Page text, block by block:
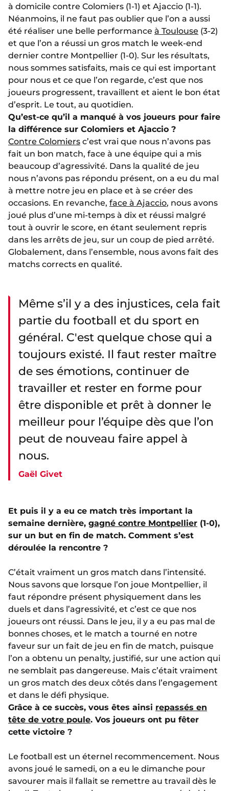
à domicile contre Colomiers (1-1) et Ajaccio (1-1).
Néanmoins, il ne faut pas oublier que l’on a aussi
été réaliser une belle performance à Toulouse (3-2)
et que l’on a réussi un gros match le week-end
dernier contre Montpellier (1-0). Sur les résultats,
nous sommes satisfaits, mais ce qui est important
pour nous et ce que l’on regarde, c’est que nos
joueurs progressent, travaillent et aient le bon état
d’esprit. Le tout, au quotidien.
Qu’est-ce qu’il a manqué à vos joueurs pour faire
la différence sur Colomiers et Ajaccio ?
Contre Colomiers c’est vrai que nous n’avons pas
fait un bon match, face à une équipe qui a mis
beaucoup d’agressivité. Dans la qualité de jeu
nous n’avons pas répondu présent, on a eu du mal
à mettre notre jeu en place et à se créer des
occasions. En revanche, face à Ajaccio, nous avons
joué plus d’une mi-temps à dix et réussi malgré
tout à ouvrir le score, en étant seulement repris
dans les arrêts de jeu, sur un coup de pied arrêté.
Globalement, dans l’ensemble, nous avons fait des
matchs corrects en qualité.
Même s’il y a des injustices, cela fait
partie du football et du sport en
général. C'est quelque chose qui a
toujours existé. Il faut rester maître
de ses émotions, continuer de
travailler et rester en forme pour
être disponible et prêt à donner le
meilleur pour l’équipe dès que l’on
peut de nouveau faire appel à
nous.
Gaël Givet
Et puis il y a eu ce match très important la
semaine dernière, gagné contre Montpellier (1-0),
sur un but en fin de match. Comment s’est
déroulée la rencontre ?
C’était vraiment un gros match dans l’intensité.
Nous savons que lorsque l’on joue Montpellier, il
faut répondre présent physiquement dans les
duels et dans l’agressivité, et c’est ce que nos
joueurs ont réussi. Dans le jeu, il y a eu pas mal de
bonnes choses, et le match a tourné en notre
faveur sur un fait de jeu en fin de match, puisque
l’on a obtenu un penalty, justifié, sur une action qui
ne semblait pas dangereuse. Mais c’était vraiment
un gros match des deux côtés dans l’engagement
et dans le défi physique.
Grâce à ce succès, vous êtes ainsi repassés en
tête de votre poule. Vos joueurs ont pu fêter
cette victoire ?
Le football est un éternel recommencement. Nous
avons joué le samedi, on a eu le dimanche pour
savourer mais il fallait se remettre au travail dès le